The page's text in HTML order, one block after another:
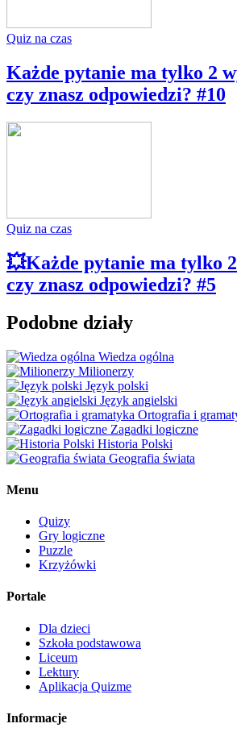
Quiz na czas
Każde pytanie ma tylko 2
czy znasz odpowiedzi? #10
Quiz na czas
💥Każde pytanie ma tylko
czy znasz odpowiedzi? #5
Podobne działy
Wiedza ogólna
Milionerzy
Język polski
Język angielski
Ortografia i
Zagadki logiczne
Historia Polski
Geografia świata
Menu
Quizy
Gry logiczne
Puzzle
Krzyżówki
Portale
Dla dzieci
Szkoła podstawowa
Liceum
Lektury
Aplikacja Quizme
Informacje